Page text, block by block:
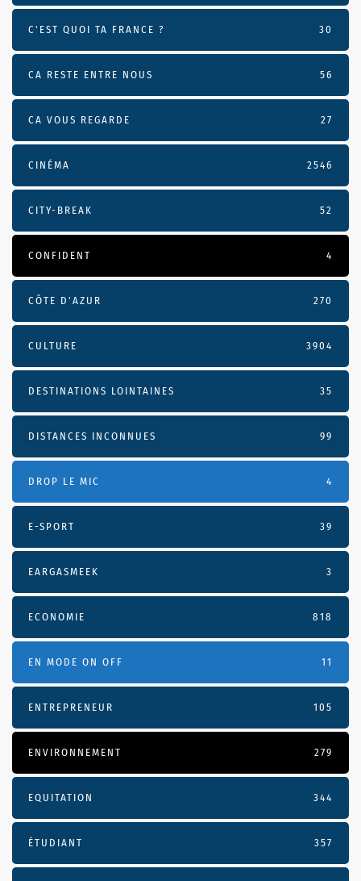
C'EST QUOI TA FRANCE ? 30
CA RESTE ENTRE NOUS 56
CA VOUS REGARDE 27
CINÉMA 2546
CITY-BREAK 52
CONFIDENT 4
CÔTE D’AZUR 270
CULTURE 3904
DESTINATIONS LOINTAINES 35
DISTANCES INCONNUES 99
DROP LE MIC 4
E-SPORT 39
EARGASMEEK 3
ECONOMIE 818
EN MODE ON OFF 11
ENTREPRENEUR 105
ENVIRONNEMENT 279
EQUITATION 344
ÉTUDIANT 357